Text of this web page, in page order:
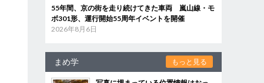
55年間、京の街を走り続けてきた車両 嵐山線・モ
ボ301形、運行開始55周年イベントを開催
2026年8月6日
まめ学 もっと見る